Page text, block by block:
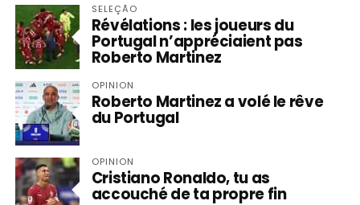
SELEÇÃO
Révélations : les joueurs du
Portugal n’appréciaient pas
Roberto Martinez
OPINION
Roberto Martinez a volé le rêve
du Portugal
OPINION
Cristiano Ronaldo, tu as
accouché de ta propre fin